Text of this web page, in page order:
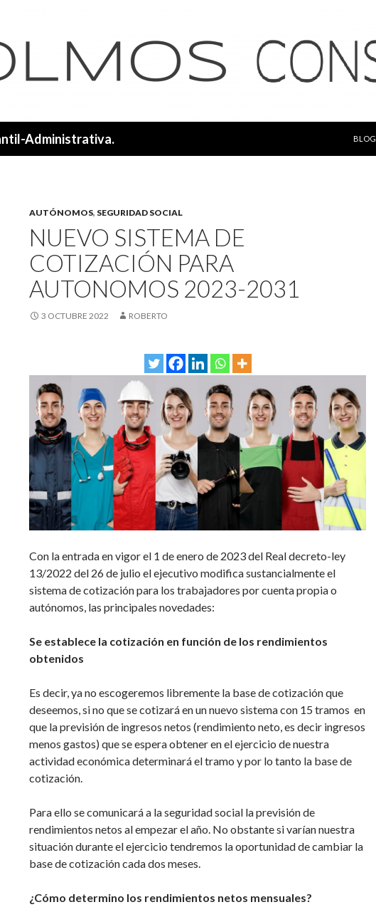
Administrativa.
BLOG
AUTÓNOMOS, SEGURIDAD SOCIAL
NUEVO SISTEMA DE
COTIZACIÓN PARA
AUTONOMOS 2023-2031
3 OCTUBRE 2022 ROBERTO
Con la entrada en vigor el 1 de enero de 2023 del Real decreto-ley
13/2022 del 26 de julio el ejecutivo modifica sustancialmente el
sistema de cotización para los trabajadores por cuenta propia o
autónomos, las principales novedades:
Se establece la cotización en función de los rendimientos
obtenidos
Es decir, ya no escogeremos libremente la base de cotización que
deseemos, si no que se cotizará en un nuevo sistema con 15 tramos en
que la previsión de ingresos netos (rendimiento neto, es decir ingresos
menos gastos) que se espera obtener en el ejercicio de nuestra
actividad económica determinará el tramo y por lo tanto la base de
cotización.
Para ello se comunicará a la seguridad social la previsión de
rendimientos netos al empezar el año. No obstante si varían nuestra
situación durante el ejercicio tendremos la oportunidad de cambiar la
base de cotización cada dos meses.
¿Cómo determino los rendimientos netos mensuales?